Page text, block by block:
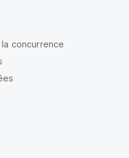
concurrence